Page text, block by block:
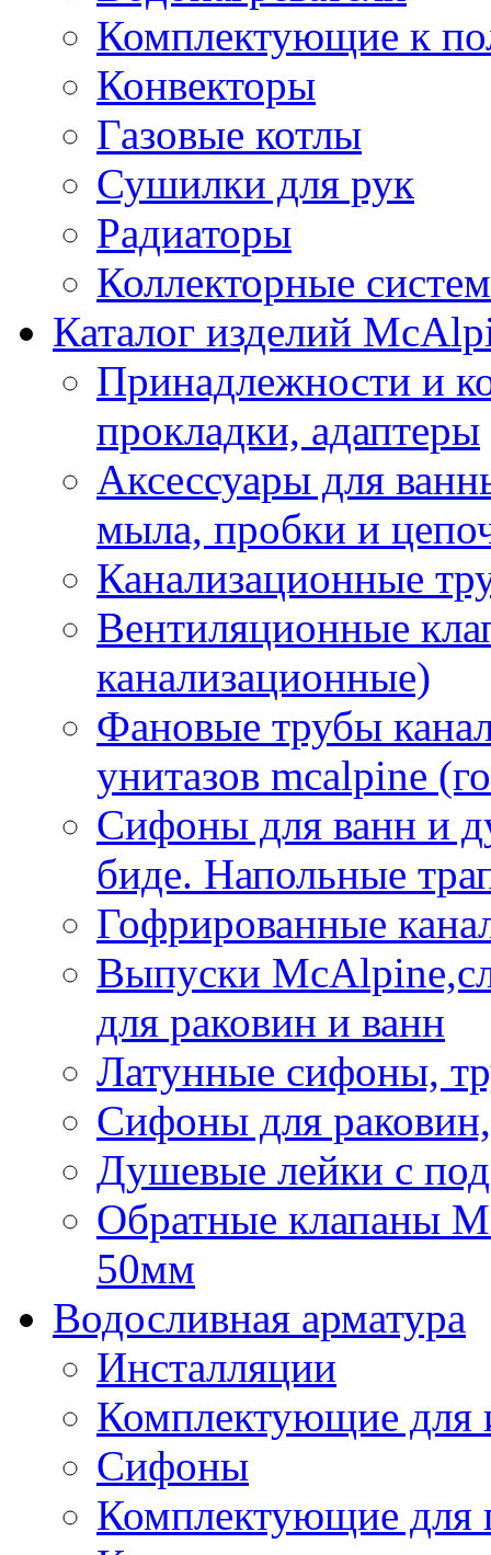
Комплектующие к
Конвекторы
Газовые котлы
Сушилки для рук
Радиаторы
Коллекторные
Каталог изделий
Принадлежности и
прокладки, адаптеры
Аксессуары для
мыла, пробки и
Канализационные
Вентиляционные
канализационные)
Фановые трубы
унитазов mcalpine
Сифоны для ванн и
биде. Напольные
Гофрированные
Выпуски
для раковин и ванн
Латунные сифоны,
Сифоны для
Душевые лейки с
Обратные клапаны
50мм
Водосливная арматура
Инсталляции
Комплектующие для
Сифоны
Комплектующие для